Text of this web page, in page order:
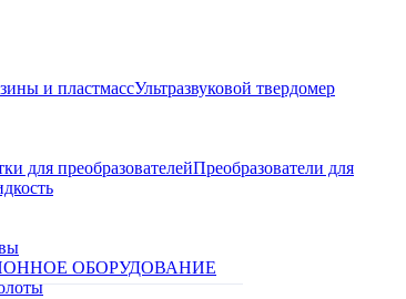
и пластмассУльтразвуковой твердомер
для преобразователейПреобразователи для
ОБОРУДОВАНИЕ